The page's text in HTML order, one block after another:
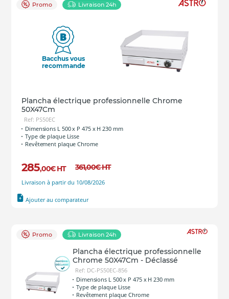
Promo Livraison 24h
Bacchus vous
recommande
Plancha électrique professionnelle Chrome
50X47Cm
Ref: PS50EC
Dimensions L 500 x P 475 x H 230 mm
Type de plaque Lisse
Revêtement plaque Chrome
285,00€ HT 361,00€HT
Livraison à partir du 10/08/2026
Ajouter au comparateur
Promo Livraison 24h
Plancha électrique professionnelle
Chrome 50X47Cm - Déclassé
Ref: DC-PS50EC-856
Dimensions L 500 x P 475 x H 230 mm
Type de plaque Lisse
Revêtement plaque Chrome